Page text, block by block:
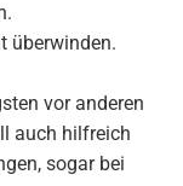
überwinden.
vor anderen
auch hilfreich
sogar bei